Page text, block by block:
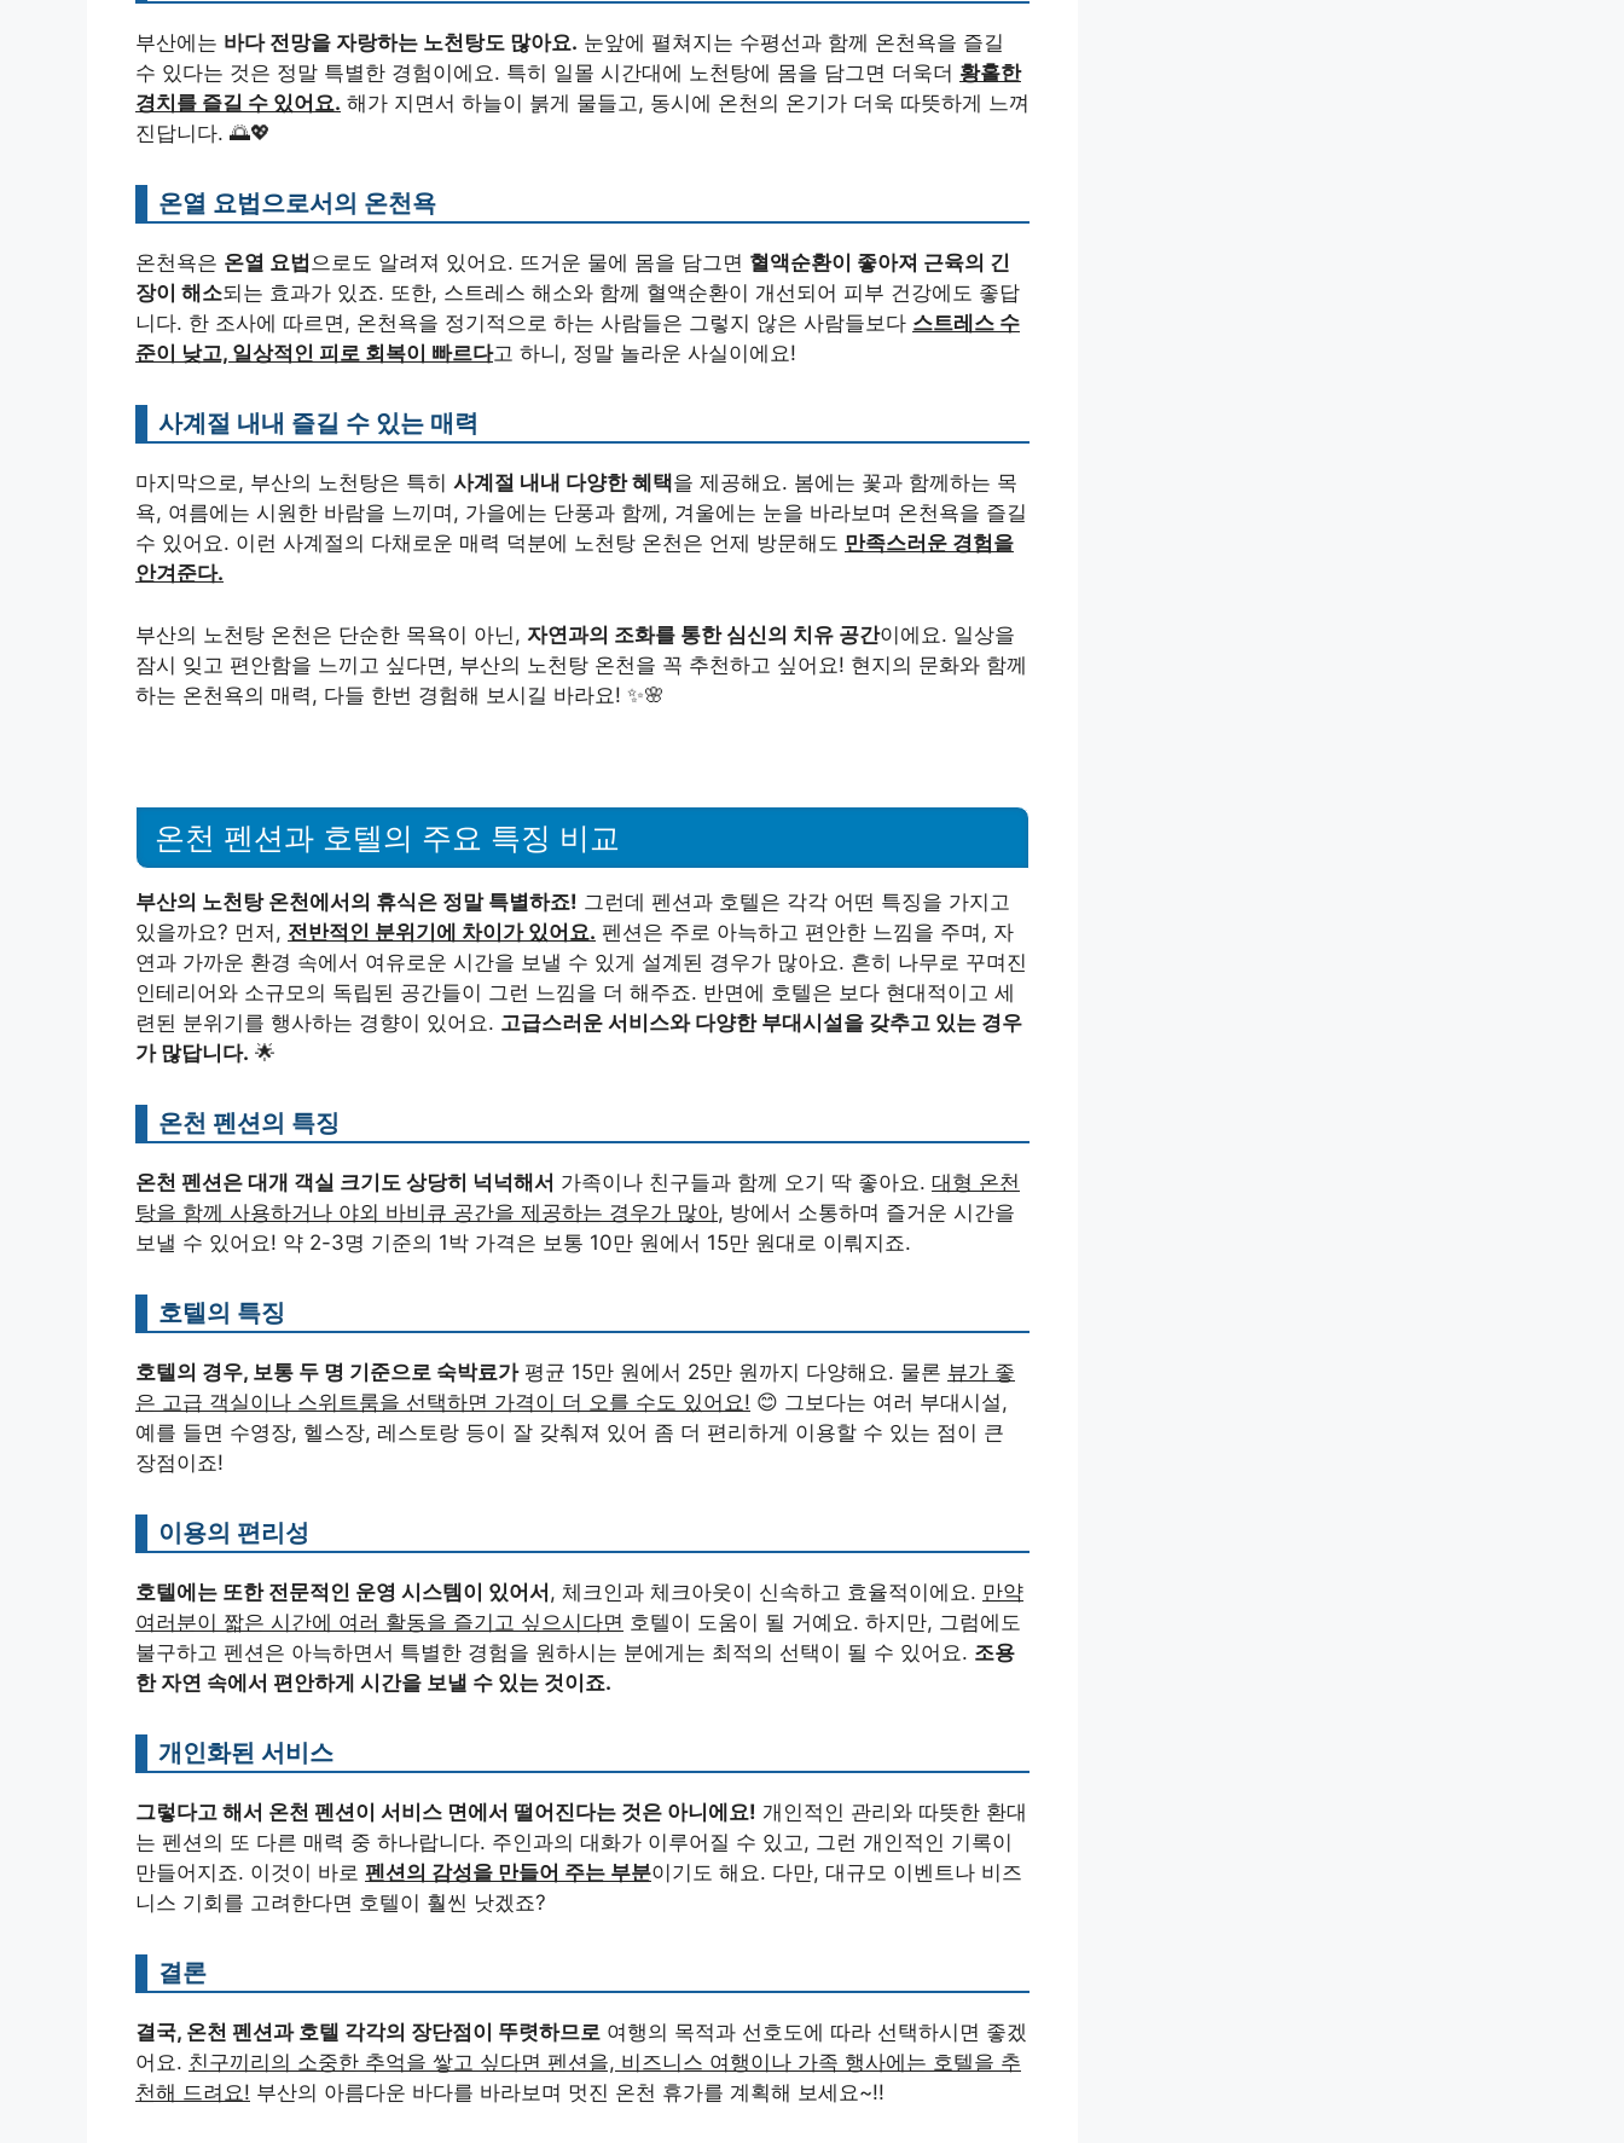
부산에는 바다 전망을 자랑하는 노천탕도 많아요. 눈앞에 펼쳐지는 수평선과 함께 온천욕을 즐길
수 있다는 것은 정말 특별한 경험이에요. 특히 일몰 시간대에 노천탕에 몸을 담그면 더욱더 황홀한
경치를 즐길 수 있어요. 해가 지면서 하늘이 붉게 물들고, 동시에 온천의 온기가 더욱 따뜻하게 느껴
진답니다. 🌅💖
온열 요법으로서의 온천욕
온천욕은 온열 요법 으로도 알려져 있어요. 뜨거운 물에 몸을 담그면 혈액순환이 좋아져 근육의 긴
장이 해소되는 효과가 있죠. 또한, 스트레스 해소와 함께 혈액순환이 개선되어 피부 건강에도 좋답
니다. 한 조사에 따르면, 온천욕을 정기적으로 하는 사람들은 그렇지 않은 사람들보다 스트레스 수
준이 낮고, 일상적인 피로 회복이 빠르다고 하니, 정말 놀라운 사실이에요!
사계절 내내 즐길 수 있는 매력
마지막으로, 부산의 노천탕은 특히 사계절 내내 다양한 혜택을 제공해요. 봄에는 꽃과 함께하는 목
욕, 여름에는 시원한 바람을 느끼며, 가을에는 단풍과 함께, 겨울에는 눈을 바라보며 온천욕을 즐길
수 있어요. 이런 사계절의 다채로운 매력 덕분에 노천탕 온천은 언제 방문해도 만족스러운 경험을
안겨준다.
부산의 노천탕 온천은 단순한 목욕이 아닌, 자연과의 조화를 통한 심신의 치유 공간이에요. 일상을
잠시 잊고 편안함을 느끼고 싶다면, 부산의 노천탕 온천을 꼭 추천하고 싶어요! 현지의 문화와 함께
하는 온천욕의 매력, 다들 한번 경험해 보시길 바라요! ✨🌸
온천 펜션과 호텔의 주요 특징 비교
부산의 노천탕 온천에서의 휴식은 정말 특별하죠! 그런데 펜션과 호텔은 각각 어떤 특징을 가지고
있을까요? 먼저, 전반적인 분위기에 차이가 있어요. 펜션은 주로 아늑하고 편안한 느낌을 주며, 자
연과 가까운 환경 속에서 여유로운 시간을 보낼 수 있게 설계된 경우가 많아요. 흔히 나무로 꾸며진
인테리어와 소규모의 독립된 공간들이 그런 느낌을 더 해주죠. 반면에 호텔은 보다 현대적이고 세
련된 분위기를 행사하는 경향이 있어요. 고급스러운 서비스와 다양한 부대시설을 갖추고 있는 경우
가 많답니다. 🌟
온천 펜션의 특징
온천 펜션은 대개 객실 크기도 상당히 넉넉해서 가족이나 친구들과 함께 오기 딱 좋아요. 대형 온천
탕을 함께 사용하거나 야외 바비큐 공간을 제공하는 경우가 많아, 방에서 소통하며 즐거운 시간을
보낼 수 있어요! 약 2-3명 기준의 1박 가격은 보통 10만 원에서 15만 원대로 이뤄지죠.
호텔의 특징
호텔의 경우, 보통 두 명 기준으로 숙박료가평균 15만 원에서 25만 원까지 다양해요. 물론 뷰가 좋
은 고급 객실이나 스위트룸을 선택하면 가격이 더 오를 수도 있어요! 😊 그보다는 여러 부대시설,
예를 들면 수영장, 헬스장, 레스토랑 등이 잘 갖춰져 있어 좀 더 편리하게 이용할 수 있는 점이 큰
장점이죠!
이용의 편리성
호텔에는 또한 전문적인 운영 시스템이 있어서 , 체크인과 체크아웃이 신속하고 효율적이에요. 만약
여러분이 짧은 시간에 여러 활동을 즐기고 싶으시다면 호텔이 도움이 될 거예요. 하지만, 그럼에도
불구하고 펜션은 아늑하면서 특별한 경험을 원하시는 분에게는 최적의 선택이 될 수 있어요. 조용
한 자연 속에서 편안하게 시간을 보낼 수 있는 것이죠.
개인화된 서비스
그렇다고 해서 온천 펜션이 서비스 면에서 떨어진다는 것은 아니에요! 개인적인 관리와 따뜻한 환대
는 펜션의 또 다른 매력 중 하나랍니다. 주인과의 대화가 이루어질 수 있고, 그런 개인적인 기록이
만들어지죠. 이것이 바로 펜션의 감성을 만들어 주는 부분이기도 해요. 다만, 대규모 이벤트나 비즈
니스 기회를 고려한다면 호텔이 훨씬 낫겠죠?
결론
결국, 온천 펜션과 호텔 각각의 장단점이 뚜렷하므로 여행의 목적과 선호도에 따라 선택하시면 좋겠
어요. 친구끼리의 소중한 추억을 쌓고 싶다면 펜션을, 비즈니스 여행이나 가족 행사에는 호텔을 추
천해 드려요! 부산의 아름다운 바다를 바라보며 멋진 온천 휴가를 계획해 보세요~!!